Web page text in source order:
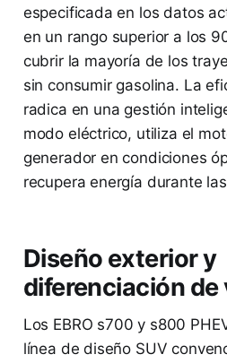
especificada en los datos
en un rango superior a los
cubrir la mayoría de los
sin consumir gasolina. La
radica en una gestión
modo eléctrico, utiliza el
generador en condiciones
recupera energía durante
Diseño exterior y
diferenciación de
Los EBRO s700 y s800
línea de diseño SUV